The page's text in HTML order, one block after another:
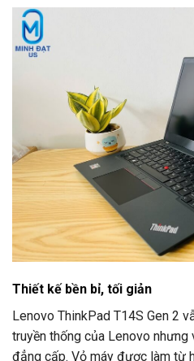
Thiết kế bền bỉ, tối giản
Lenovo ThinkPad T14S Gen 2
truyền thống của Lenovo
đẳng cấp. Vỏ máy được làm từ